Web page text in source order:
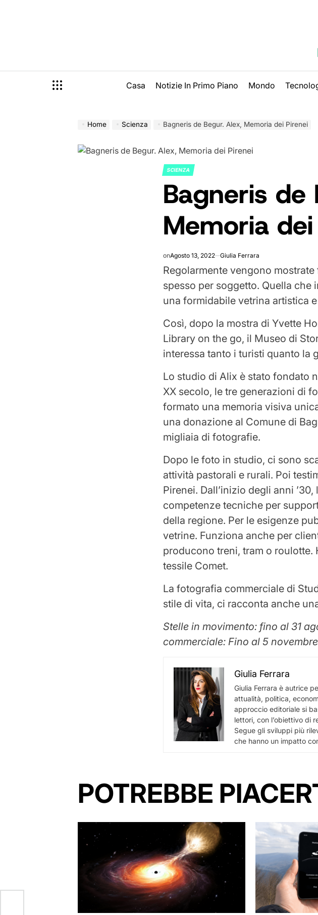
Casa Notizie In Primo Piano Mondo
Home Scienza Bagneris de Begur. Alex, Memoria dei Pirenei
POSTED
IN
SCIENZA
Bagneris de
Memoria
onAgosto 13, 2022 Giulia Ferrara
Regolarmente vengono
spesso per soggetto. Quella che
una formidabile vetrina artistica
Così, dopo la mostra di Yvette
Library on the go, il Museo di
interessa tanto i turisti quanto la
Lo studio di Alix è stato fondato
XX secolo, le tre generazioni di
formato una memoria visiva
una donazione al Comune di
migliaia di fotografie.
Dopo le foto in studio, ci sono
attività pastorali e rurali. Poi
Pirenei. Dall’inizio degli anni
competenze tecniche per
della regione. Per le esigenze
vetrine. Funziona anche per
producono treni, tram o roulotte.
tessile Comet.
La fotografia commerciale di
stile di vita, ci racconta anche
Stelle in movimento: fino al 31
commerciale: Fino al 5
Giulia Ferrara
Giulia Ferrara è autrice
attualità, politica,
approccio editoriale si
lettori, con l’obiettivo di
Segue gli sviluppi più
che hanno un impatto
POTREBBE